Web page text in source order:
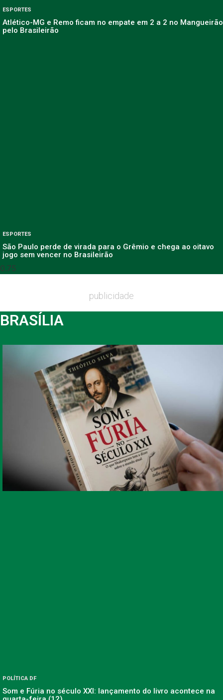
ESPORTES
Atlético-MG e Remo ficam no empate em 2 a 2 no Mangueirão
pelo Brasileirão
ESPORTES
São Paulo perde de virada para o Grêmio e chega ao oitavo
jogo sem vencer no Brasileirão
publicidade
BRASÍLIA
POLÍTICA DF
Som e Fúria no século XXI: lançamento do livro acontece na